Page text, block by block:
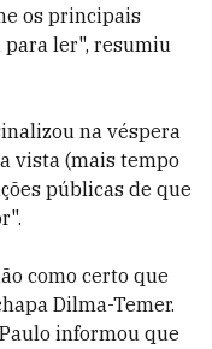
os principais
para ler", resumiu
na véspera
vista (mais tempo
públicas de que
como certo que
Dilma-Temer.
informou que